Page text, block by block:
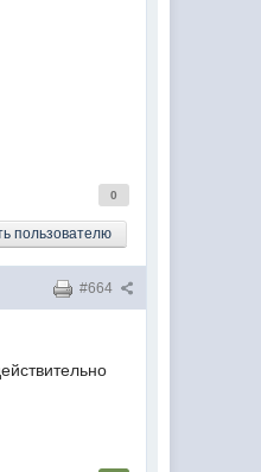
0
пользователю
#664